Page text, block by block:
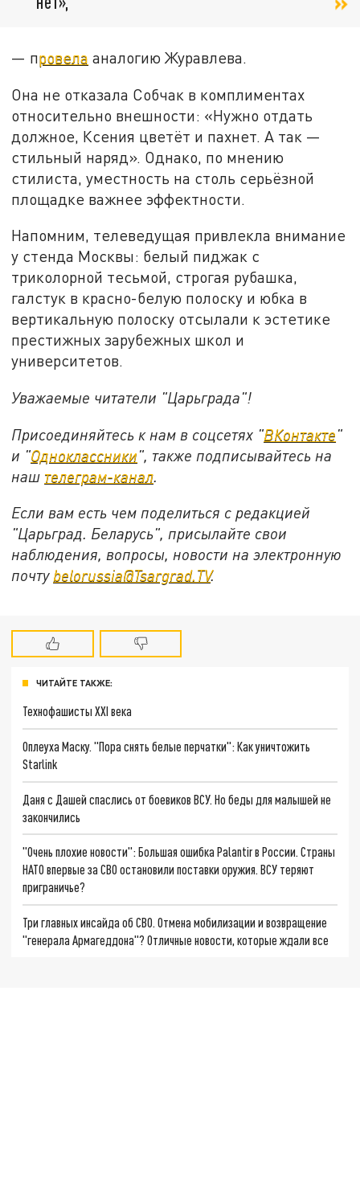
— провела аналогию Журавлева.
Она не отказала Собчак в комплиментах
относительно внешности: «Нужно отдать
должное, Ксения цветёт и пахнет. А так —
стильный наряд». Однако, по мнению
стилиста, уместность на столь серьёзной
площадке важнее эффектности.
Напомним, телеведущая привлекла внимание
у стенда Москвы: белый пиджак с
триколорной тесьмой, строгая рубашка,
галстук в красно-белую полоску и юбка в
вертикальную полоску отсылали к эстетике
престижных зарубежных школ и
университетов.
Уважаемые читатели "Царьграда"!
Присоединяйтесь к нам в соцсетях "ВКонтакте"
и "Одноклассники", также подписывайтесь на
наш телеграм-канал.
Если вам есть чем поделиться с редакцией
"Царьград. Беларусь", присылайте свои
наблюдения, вопросы, новости на электронную
почту belorussia@Tsargrad.TV.
ЧИТАЙТЕ ТАКЖЕ:
Технофашисты XXI века
Оплеуха Маску. "Пора снять белые перчатки": Как уничтожить
Starlink
Даня с Дашей спаслись от боевиков ВСУ. Но беды для малышей не
закончились
"Очень плохие новости": Большая ошибка Palantir в России. Страны
НАТО впервые за СВО остановили поставки оружия. ВСУ теряют
приграничье?
Три главных инсайда об СВО. Отмена мобилизации и возвращение
"генерала Армагеддона"? Отличные новости, которые ждали все